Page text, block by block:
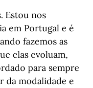
Estou nos
em Portugal e é
fazemos as
elas evoluam,
para sempre
da modalidade e